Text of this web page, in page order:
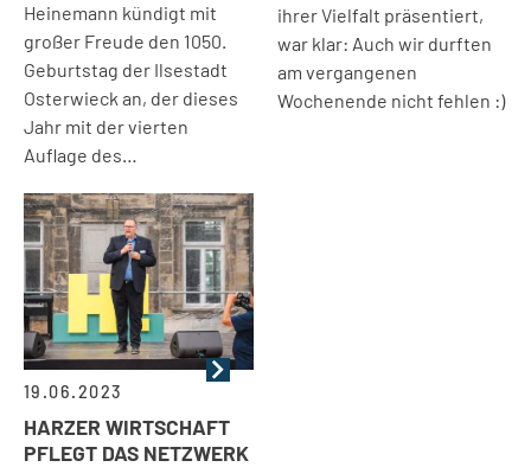
Heinemann kündigt mit
großer Freude den 1050.
Geburtstag der Ilsestadt
Osterwieck an, der dieses
Jahr mit der vierten
Auflage des…
ihrer Vielfalt präsentiert,
war klar: Auch wir durften
am vergangenen
Wochenende nicht fehlen :)
19.06.2023
HARZER WIRTSCHAFT
PFLEGT DAS NETZWERK